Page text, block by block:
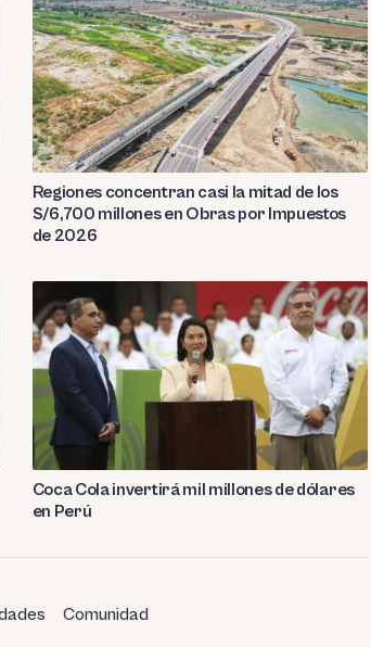
Regiones concentran casi la mitad de los
S/6,700 millones en Obras por Impuestos
de 2026
Coca Cola invertirá mil millones de dólares
en Perú
Comunidad